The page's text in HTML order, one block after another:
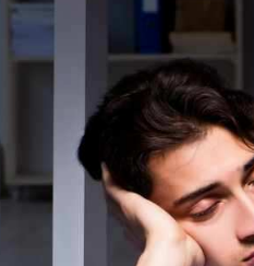
I WANT IN
read and accept thePrivacy Policy.